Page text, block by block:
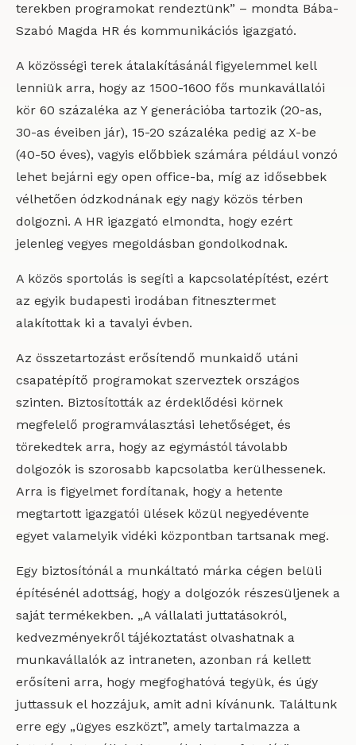
terekben programokat rendeztünk” – mondta Bába-
Szabó Magda HR és kommunikációs igazgató.
A közösségi terek átalakításánál figyelemmel kell
lenniük arra, hogy az 1500-1600 fős munkavállalói
kör 60 százaléka az Y generációba tartozik (20-as,
30-as éveiben jár), 15-20 százaléka pedig az X-be
(40-50 éves), vagyis előbbiek számára például vonzó
lehet bejárni egy open office-ba, míg az idősebbek
vélhetően ódzkodnának egy nagy közös térben
dolgozni. A HR igazgató elmondta, hogy ezért
jelenleg vegyes megoldásban gondolkodnak.
A közös sportolás is segíti a kapcsolatépítést, ezért
az egyik budapesti irodában fitnesztermet
alakítottak ki a tavalyi évben.
Az összetartozást erősítendő munkaidő utáni
csapatépítő programokat szerveztek országos
szinten. Biztosították az érdeklődési körnek
megfelelő programválasztási lehetőséget, és
törekedtek arra, hogy az egymástól távolabb
dolgozók is szorosabb kapcsolatba kerülhessenek.
Arra is figyelmet fordítanak, hogy a hetente
megtartott igazgatói ülések közül negyedévente
egyet valamelyik vidéki központban tartsanak meg.
Egy biztosítónál a munkáltató márka cégen belüli
építésénél adottság, hogy a dolgozók részesüljenek a
saját termékekben. „A vállalati juttatásokról,
kedvezményekről tájékoztatást olvashatnak a
munkavállalók az intraneten, azonban rá kellett
erősíteni arra, hogy megfoghatóvá tegyük, és úgy
juttassuk el hozzájuk, amit adni kívánunk. Találtunk
erre egy „ügyes eszközt”, amely tartalmazza a